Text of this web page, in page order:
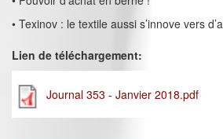
• Texinov : le textile aussi s’innove vers
Lien de téléchargement:
Journal 353 - Janvier 2018.pdf